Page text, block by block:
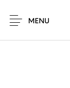
MENU
SALE!